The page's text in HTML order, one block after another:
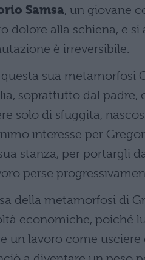
Samsa, un giovane
dolore alla schiena, e
è irreversibile.
sua metamorfosi
soprattutto dal padre,
solo di sfuggita,
interesse per
stanza, per portargli
perse
della metamorfosi di
economiche, poiché
un lavoro come